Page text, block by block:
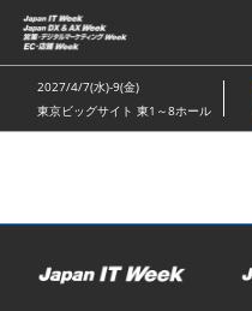
ス
キ
ッ
し
む
2027/4/7(水)-9(金)
東京ビッグサイト 東1～8ホール